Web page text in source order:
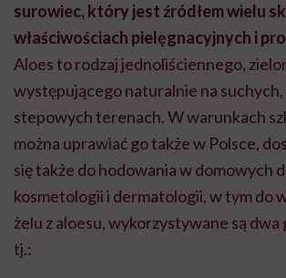
surowiec, który jest źródłem wielu
właściwościach pielęgnacyjnych i
Aloes to rodzaj jednoliściennego,
występującego naturalnie na
stepowych terenach. W warunkach
można uprawiać go także w Polsce,
się także do hodowania w domowych
kosmetologii i dermatologii, w tym do
żelu z aloesu, wykorzystywane są
tj.: